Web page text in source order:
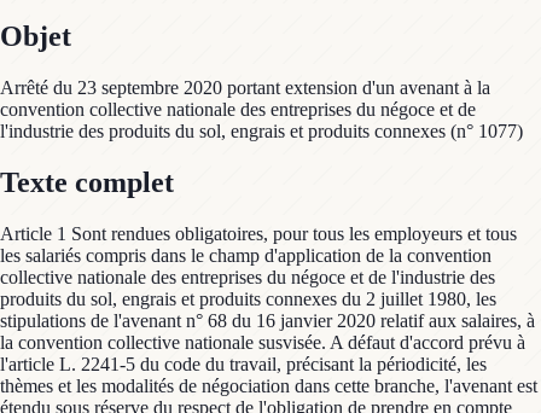
Objet
Arrêté du 23 septembre 2020 portant extension d'un avenant à la
convention collective nationale des entreprises du négoce et de
l'industrie des produits du sol, engrais et produits connexes (n° 1077)
Texte complet
Article 1 Sont rendues obligatoires, pour tous les employeurs et tous
les salariés compris dans le champ d'application de la convention
collective nationale des entreprises du négoce et de l'industrie des
produits du sol, engrais et produits connexes du 2 juillet 1980, les
stipulations de l'avenant n° 68 du 16 janvier 2020 relatif aux salaires, à
la convention collective nationale susvisée. A défaut d'accord prévu à
l'article L. 2241-5 du code du travail, précisant la périodicité, les
thèmes et les modalités de négociation dans cette branche, l'avenant est
étendu sous réserve du respect de l'obligation de prendre en compte